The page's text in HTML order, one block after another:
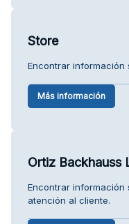
Store
Encontrar información
Más información
Ortiz Backhauss
Encontrar información
atención al cliente.